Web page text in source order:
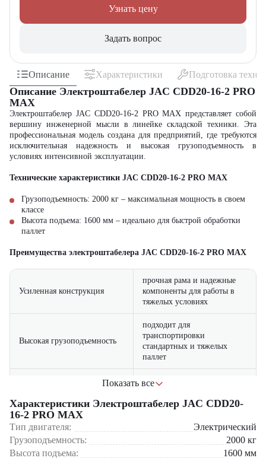
Узнать цену
Задать вопрос
Описание Характеристики Подготовка
Описание Электроштабелер JAC CDD20-16-2 PRO
MAX
Электроштабелер JAC CDD20-16-2 PRO MAX представляет собой
вершину инженерной мысли в линейке складской техники. Эта
профессиональная модель создана для предприятий, где требуются
исключительная надежность и высокая грузоподъемность в
условиях интенсивной эксплуатации.
Технические характеристики JAC CDD20-16-2 PRO MAX
Грузоподъемность: 2000 кг – максимальная мощность в своем
классе
Высота подъема: 1600 мм – идеально для быстрой обработки
паллет
Преимущества электроштабелера JAC CDD20-16-2 PRO MAX
Усиленная конструкция
прочная рама и надежные
компоненты для работы в
тяжелых условиях
Высокая грузоподъемность
подходит для
транспортировки
стандартных и тяжелых
паллет
электропривод
сниженное
увеличенное время работы
от одного заряда
Безопасность
перегрузки и защита от
Показать все
Характеристики Электроштабелер JAC CDD20-
16-2 PRO MAX
Тип двигателя:
Электрический
Грузоподъемность:
2000 кг
Высота подъема:
1600 мм